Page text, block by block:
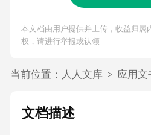
本文档由用户提供并上传，收益归属
权，请进行举报或认领
当前位置： 人人文库 > 应用文
文档描述